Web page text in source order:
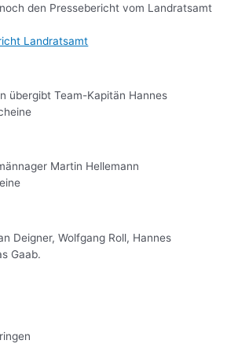
den Pressebericht vom Landratsamt
Landratsamt
übergibt Team-Kapitän Hannes
Martin Hellemann
Deigner, Wolfgang Roll, Hannes
Gaab.